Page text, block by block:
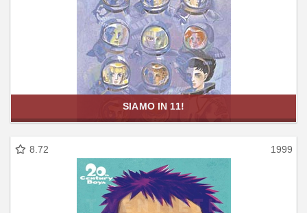
SIAMO IN 11!
8.72 1999